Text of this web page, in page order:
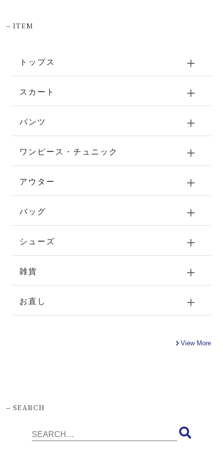
-ITEM
トップス
スカート
パンツ
ワンピース・チュニック
アウター
バッグ
シューズ
雑貨
お直し
View More
-SEARCH